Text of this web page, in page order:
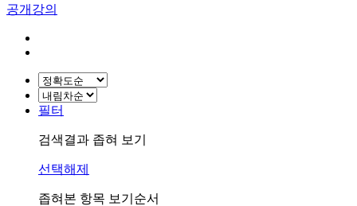
공개강의
필터
검색결과 좁혀 보기
선택해제
좁혀본 항목 보기순서